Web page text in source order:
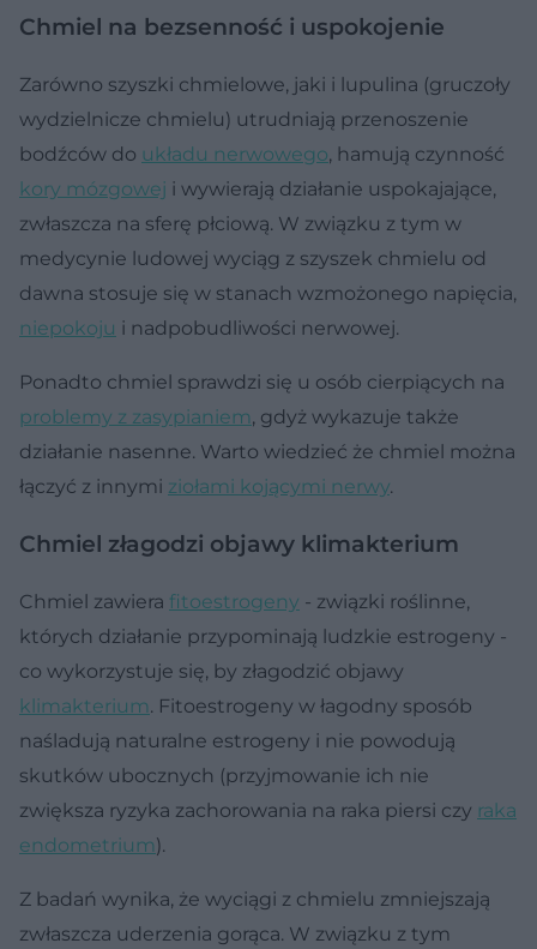
Chmiel na bezsenność i uspokojenie
Zarówno szyszki chmielowe, jaki i lupulina (gruczoły
wydzielnicze chmielu) utrudniają przenoszenie
bodźców do układu nerwowego, hamują czynność
kory mózgowej i wywierają działanie uspokajające,
zwłaszcza na sferę płciową. W związku z tym w
medycynie ludowej wyciąg z szyszek chmielu od
dawna stosuje się w stanach wzmożonego napięcia,
niepokoju i nadpobudliwości nerwowej.
Ponadto chmiel sprawdzi się u osób cierpiących na
problemy z zasypianiem, gdyż wykazuje także
działanie nasenne. Warto wiedzieć że chmiel można
łączyć z innymi ziołami kojącymi nerwy.
Chmiel złagodzi objawy klimakterium
Chmiel zawiera fitoestrogeny - związki roślinne,
których działanie przypominają ludzkie estrogeny -
co wykorzystuje się, by złagodzić objawy
klimakterium. Fitoestrogeny w łagodny sposób
naśladują naturalne estrogeny i nie powodują
skutków ubocznych (przyjmowanie ich nie
zwiększa ryzyka zachorowania na raka piersi czy raka
endometrium).
Z badań wynika, że wyciągi z chmielu zmniejszają
zwłaszcza uderzenia gorąca. W związku z tym